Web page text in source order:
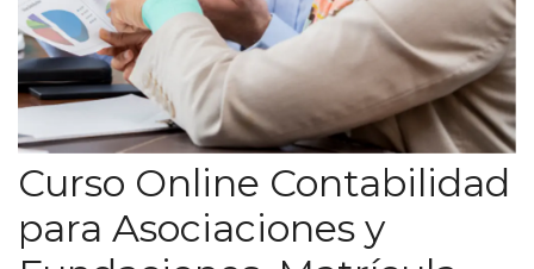
Curso Online Contabilidad
para Asociaciones y